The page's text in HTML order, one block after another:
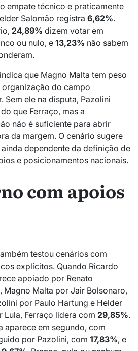
empate técnico e praticamente
Salomão registra 6,62%.
24,89% dizem votar em
ou nulo, e 13,23% não sabem
que Magno Malta tem peso
organização do campo
Sem ele na disputa, Pazolini
que Ferraço, mas a
não é suficiente para abrir
da margem. O cenário sugere
dependente da definição de
e posicionamentos nacionais.
com apoios
testou cenários com
explícitos. Quando Ricardo
apoiado por Renato
Magno Malta por Jair Bolsonaro,
por Paulo Hartung e Helder
Lula, Ferraço lidera com 29,85%.
aparece em segundo, com
por Pazolini, com 17,83%, e